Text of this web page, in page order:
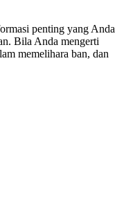
penting yang Anda
Bila Anda mengerti
memelihara ban, dan